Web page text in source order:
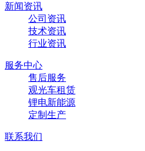
新闻资讯
公司资讯
技术资讯
行业资讯
服务中心
售后服务
观光车租赁
锂电新能源
定制生产
联系我们